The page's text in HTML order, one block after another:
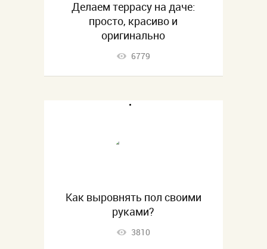
Делаем террасу на даче:
просто, красиво и
оригинально
6779
Как выровнять пол своими
руками?
3810